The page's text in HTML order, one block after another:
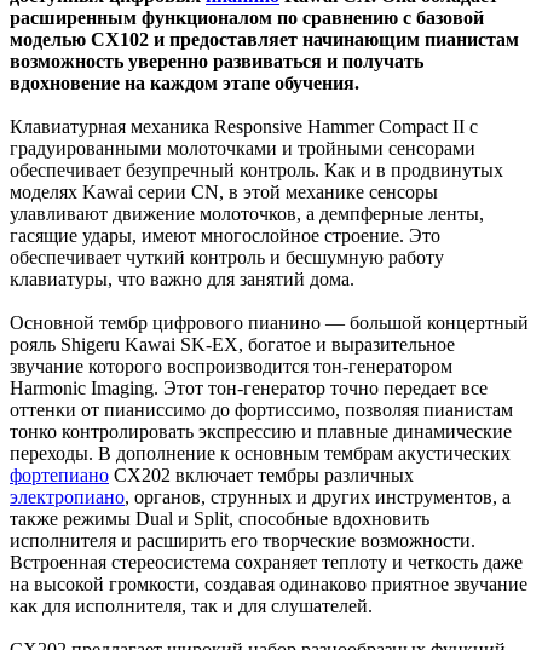
расширенным функционалом по сравнению с базовой
моделью CX102 и предоставляет начинающим пианистам
возможность уверенно развиваться и получать
вдохновение на каждом этапе обучения.
Клавиатурная механика Responsive Hammer Compact II с
градуированными молоточками и тройными сенсорами
обеспечивает безупречный контроль. Как и в продвинутых
моделях Kawai серии CN, в этой механике сенсоры
улавливают движение молоточков, а демпферные ленты,
гасящие удары, имеют многослойное строение. Это
обеспечивает чуткий контроль и бесшумную работу
клавиатуры, что важно для занятий дома.
Основной тембр цифрового пианино — большой концертный
рояль Shigeru Kawai SK-EX, богатое и выразительное
звучание которого воспроизводится тон-генератором
Harmonic Imaging. Этот тон-генератор точно передает все
оттенки от пианиссимо до фортиссимо, позволяя пианистам
тонко контролировать экспрессию и плавные динамические
переходы. В дополнение к основным тембрам акустических
фортепиано CX202 включает тембры различных
электропиано, органов, струнных и других инструментов, а
также режимы Dual и Split, способные вдохновить
исполнителя и расширить его творческие возможности.
Встроенная стереосистема сохраняет теплоту и четкость даже
на высокой громкости, создавая одинаково приятное звучание
как для исполнителя, так и для слушателей.